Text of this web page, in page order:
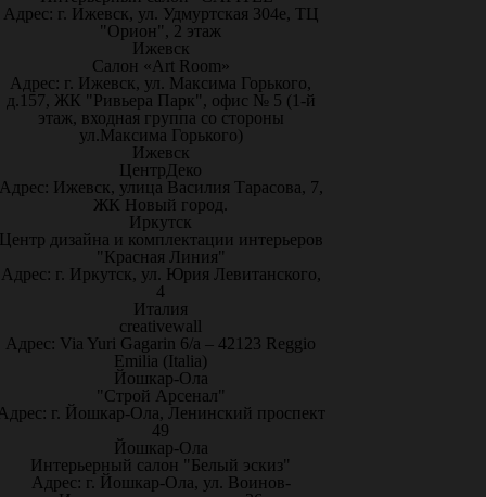
Адрес: г. Ижевск, ул. Удмуртская 304е, ТЦ
"Орион", 2 этаж
Ижевск
Салон «Art Room»
Адрес: г. Ижевск, ул. Максима Горького,
д.157, ЖК "Ривьера Парк", офис № 5 (1-й
этаж, входная группа со стороны
ул.Максима Горького)
Ижевск
ЦентрДеко
Ижевск, улица Василия Тарасова, 7,
ЖК Новый город.
Иркутск
дизайна и комплектации интерьеров
"Красная Линия"
Адрес: г. Иркутск, ул. Юрия Левитанского,
4
Италия
creativewall
Адрес: Via Yuri Gagarin 6/a – 42123 Reggio
Emilia (Italia)
Йошкар-Ола
"Строй Арсенал"
г. Йошкар-Ола, Ленинский проспект
49
Йошкар-Ола
Интерьерный салон "Белый эскиз"
Адрес: г. Йошкар-Ола, ул. Воинов-